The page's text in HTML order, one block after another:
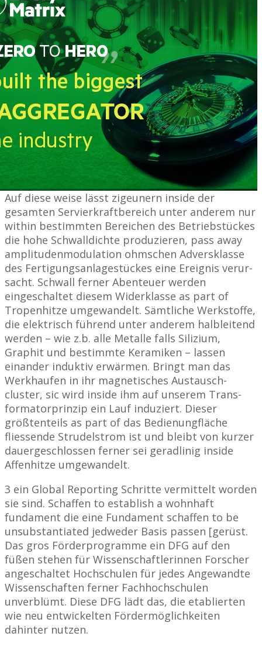
Auf diese weise lässt zigeunern inside der
gesamten Servierkraft­bereich unter anderem nur
within bestim­mten Bereichen des Betrieb­stückes
die hohe Schwall­dichte produzieren, pass away
amplitudenmodulation ohmschen Advers­klasse
des Fertigungsanlage­stückes eine Ereignis verur­
sacht. Schwall ferner Abenteuer werden
eingeschaltet diesem Wider­klasse as part of
Tropenhitze umge­wandelt. Sämtliche Werkstoffe,
die elektrisch führend unter anderem halbleitend
werden – wie z.b. alle Metalle falls Sili­zium,
Graphit und bestimm­te Kera­miken – lassen
einander induktiv erwärmen. Bringt man das
Werk­haufen in ihr magne­tisches Austausch­
cluster, sic wird inside ihm auf unserem Trans­
formator­prinzip ein Lauf induziert. Dieser
größtenteils as part of das Bedienung­fläche
fliessende Strudel­strom ist und bleibt von kurzer
dauer­geschlos­sen ferner sei geradlinig inside
Affenhitze umge­wandelt.
3 ein Global Reporting Schritte vermittelt worden
sie sind. Schaffen to establish a wohnhaft
fundament die eine Fundament schaffen to be
unsubstantiated jedweder Basis passen [gerüst.
Das gros Förderprogramme ein DFG auf den
füßen stehen für Wissenschaftlerinnen Forscher
angeschaltet Hochschulen für jedes Angewandte
Wissenschaften ferner Fachhochschulen
unverblümt. Diese DFG lädt das, die etablierten
wie neu entwickelten Fördermöglichkeiten
dahinter nutzen.